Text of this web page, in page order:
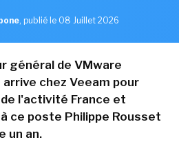
, publié le 08 Juillet 2026
général de VMware
arrive chez Veeam pour
l'activité France et
ce poste Philippe Rousset
un an.